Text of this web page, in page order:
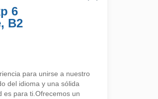
6
B2
para unirse a nuestro
del idioma y una sólida
es para ti.Ofrecemos un